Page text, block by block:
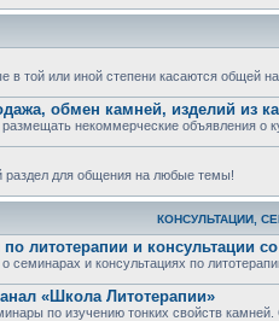
в той или иной степени касаются общей
обмен камней, изделий из
некоммерческие объявления о
раздел для общения на любые темы!
КОНСУЛЬТАЦИИ,
литотерапии и консультации
семинарах и консультациях по
«Школа Литотерапии»
по изучению тонких свойств